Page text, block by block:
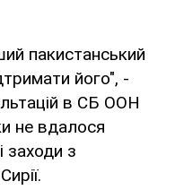
пакистанський
його", -
в СБ ООН
не вдалося
заходи з